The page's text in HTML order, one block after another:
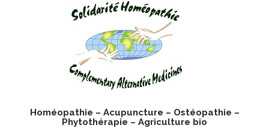
Homéopathie – Acupuncture – Ostéopathie –
Phytothérapie – Agriculture bio